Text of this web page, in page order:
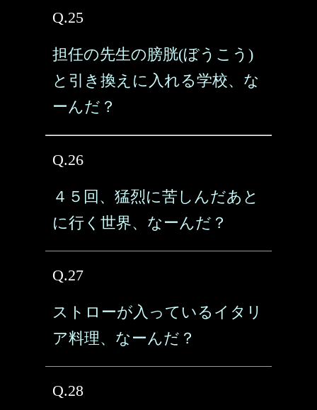
Q.25
担任の先生の膀胱(ぼうこう)
と引き換えに入れる学校、な
ーんだ？
Q.26
４５回、猛烈に苦しんだあと
に行く世界、なーんだ？
Q.27
ストローが入っているイタリ
ア料理、なーんだ？
Q.28